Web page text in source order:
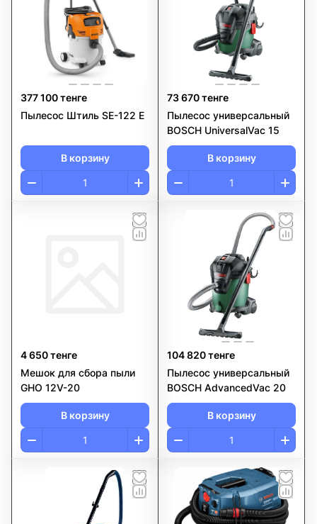
377 100 тенге
Пылесос Штиль SE-122 E
В корзину
73 670 тенге
Пылесос универсальный
BOSCH UniversalVac 15
В корзину
4 650 тенге
Мешок для сбора пыли
GHO 12V-20
В корзину
104 820 тенге
Пылесос универсальный
BOSCH AdvancedVac 20
В корзину